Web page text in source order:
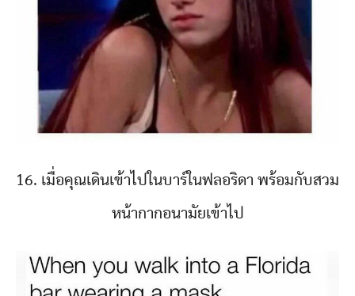
16. เมื่อคุณเดินเข้าไปในบาร์ในฟลอริดา พร้อมกับสวม
หน้ากากอนามัยเข้าไป